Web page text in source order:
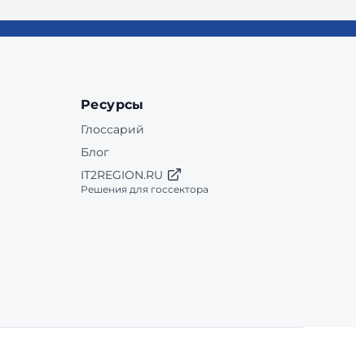
Ресурсы
Глоссарий
Блог
IT2REGION.RU
Решения для госсектора